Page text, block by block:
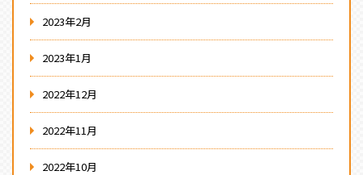
2023年2月
2023年1月
2022年12月
2022年11月
2022年10月